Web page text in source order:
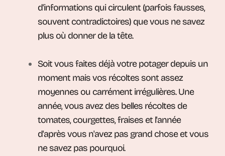
d'informations qui circulent (parfois fausses,
souvent contradictoires) que vous ne savez
plus où donner de la tête.
Soit vous faites déjà votre potager depuis un
moment mais vos récoltes sont assez
moyennes ou carrément irrégulières. Une
année, vous avez des belles récoltes de
tomates, courgettes, fraises et l'année
d'après vous n'avez pas grand chose et vous
ne savez pas pourquoi.